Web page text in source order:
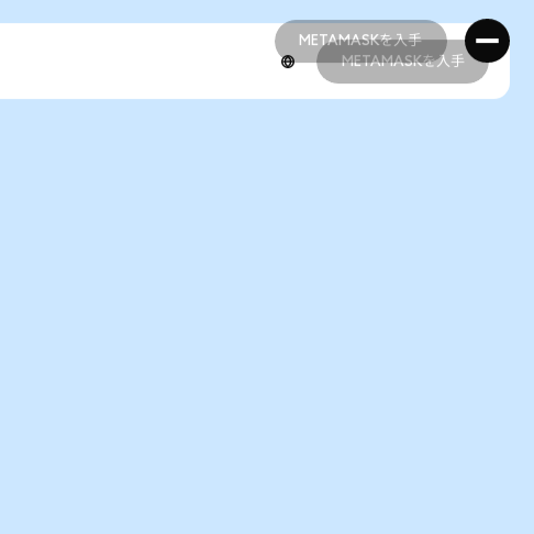
METAMASKを入手
METAMASKを入手
METAMASKを入手